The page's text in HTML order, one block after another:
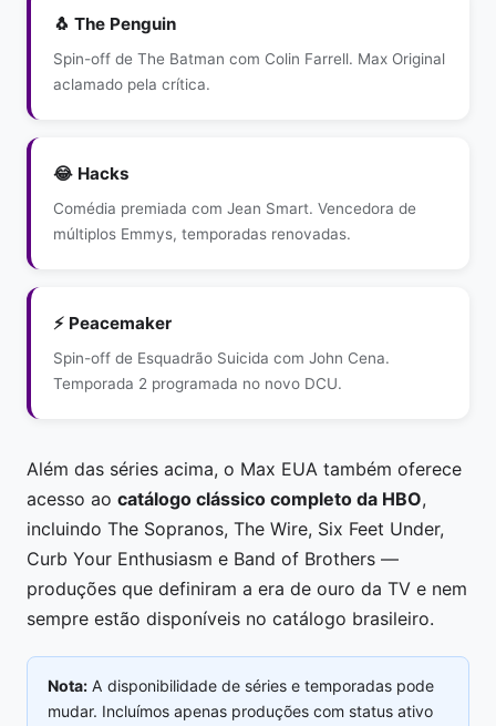
🐧 The Penguin
Spin-off de The Batman com Colin Farrell. Max Original
aclamado pela crítica.
😂 Hacks
Comédia premiada com Jean Smart. Vencedora de
múltiplos Emmys, temporadas renovadas.
⚡ Peacemaker
Spin-off de Esquadrão Suicida com John Cena.
Temporada 2 programada no novo DCU.
Além das séries acima, o Max EUA também oferece
acesso ao catálogo clássico completo da HBO,
incluindo The Sopranos, The Wire, Six Feet Under,
Curb Your Enthusiasm e Band of Brothers —
produções que definiram a era de ouro da TV e nem
sempre estão disponíveis no catálogo brasileiro.
Nota: A disponibilidade de séries e temporadas pode
mudar. Incluímos apenas produções com status ativo